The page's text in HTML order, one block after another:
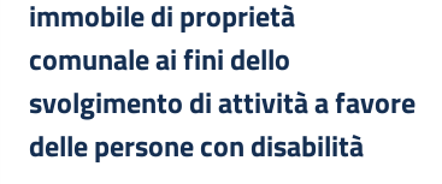
immobile di proprietà
comunale ai fini dello
svolgimento di attività a favore
delle persone con disabilità